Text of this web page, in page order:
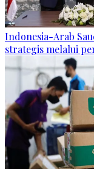
Indonesia-Arab
strategis melalui